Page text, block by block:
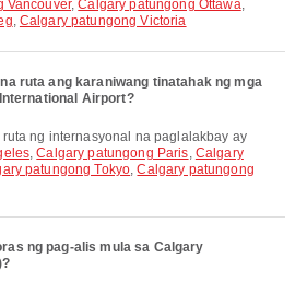
Vancouver,Calgary patungong Ottawa,
, Calgary patungong Victoria
ruta ang karaniwang tinatahak ng mga
Airport?
ruta ng internasyonal na paglalakbay ay
,Calgary patungong Paris, Calgary
patungong Tokyo,Calgary patungong
ng pag-alis mula sa Calgary